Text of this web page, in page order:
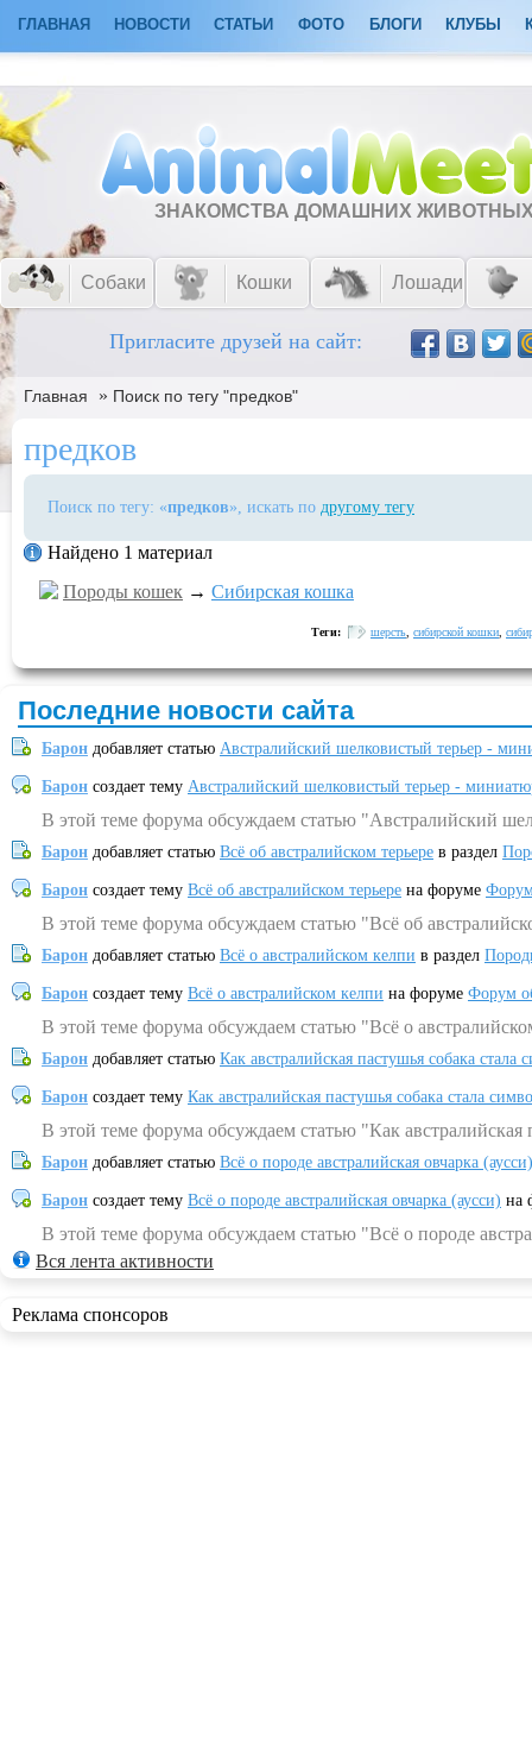
ГЛАВНАЯ НОВОСТИ СТАТЬИ ФОТО БЛОГИ КЛУБЫ
ЗНАКОМСТВА ДОМАШНИХ
Собаки Кошки Лошади
Пригласите друзей на сайт:
Главная » Поиск по тегу "предков"
предков
Поиск по тегу: «предков», искать по другому тегу
Найдено 1 материал
Породы кошек → Сибирская кошка
Теги: шерсть сибирской кошки
Последние новости сайта
Барон добавляет статью Австралийский шелковистый терьер -
Барон создает тему Австралийский шелковистый терьер -
В этой теме форума обсуждаем статью "Австралийский
Барон добавляет статью Всё об австралийском терьере в раздел
Барон создает тему Всё об австралийском терьере на форуме
В этой теме форума обсуждаем статью "Всё об
Барон добавляет статью Всё о австралийском келпи в раздел
Барон создает тему Всё о австралийском келпи на форуме Форум
В этой теме форума обсуждаем статью "Всё о
Барон добавляет статью Как австралийская пастушья собака
Барон создает тему Как австралийская пастушья собака стала
В этой теме форума обсуждаем статью "Как
Барон добавляет статью Всё о породе австралийская овчарка (аусси)
Барон создает тему Всё о породе австралийская овчарка (аусси) на
В этой теме форума обсуждаем статью "Всё о породе
Вся лента активности
Реклама спонсоров